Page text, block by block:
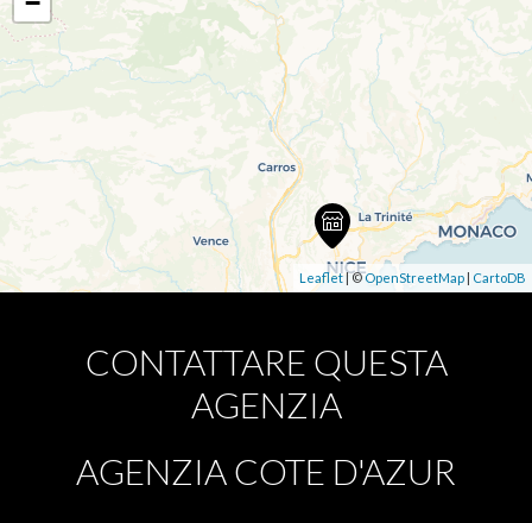
Leaflet | ©OpenStreetMap | CartoDB
CONTATTARE QUESTA
AGENZIA
AGENZIA COTE D'AZUR